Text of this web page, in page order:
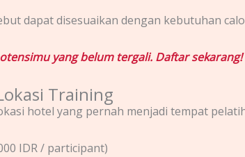
dapat disesuaikan dengan kebutuhan
yang belum tergali. Daftar sekarang!
Training
hotel yang pernah menjadi tempat
IDR / participant)